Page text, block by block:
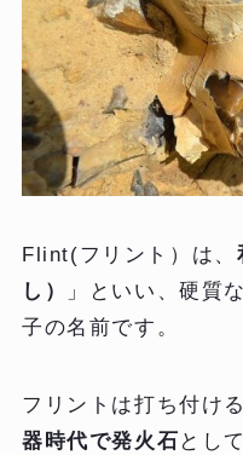
Flint(フリント）は、
し）
」といい、硬質
子の名前です。
フリントは打ち付け
器時代で発火石 とし